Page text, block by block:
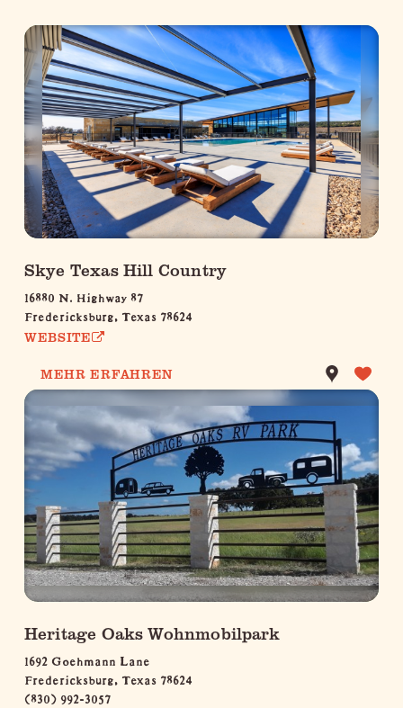
Skye Texas Hill Country
16880 N. Highway 87
Fredericksburg, Texas 78624
WEBSITE
MEHR ERFAHREN
Heritage Oaks Wohnmobilpark
1692 Goehmann Lane
Fredericksburg, Texas 78624
(830) 992-3057